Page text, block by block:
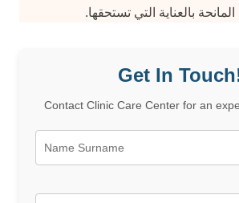
بالعناية التي تستحقها.
Get In
Contact Clinic Care Center for an